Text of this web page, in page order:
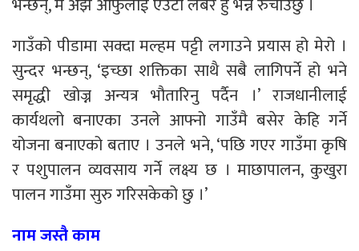
गाउँको पीडामा सक्दा मल्हम पट्टी लगाउने प्रयास हो मेरो ।
सुन्दर भन्छन्, ‘इच्छा शक्तिका साथै सबै लागिपर्ने हो भने
समृद्धी खोज्न अन्यत्र भौतारिनु पर्दैन ।’ राजधानीलाई
कार्यथलो बनाएका उनले आफ्नो गाउँमै बसेर केहि गर्ने
योजना बनाएको बताए । उनले भने, ‘पछि गएर गाउँमा कृषि
र पशुपालन व्यवसाय गर्ने लक्ष्य छ । माछापालन, कुखुरा
पालन गाउँमा सुरु गरिसकेको छु ।’
नाम जस्तै काम